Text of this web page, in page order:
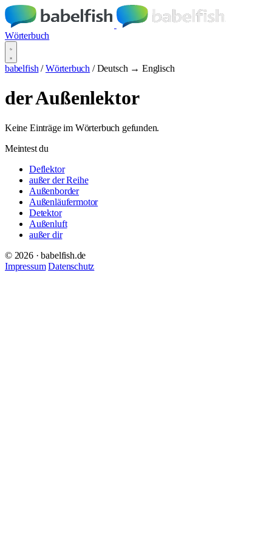
Wörterbuch
babelfish / Wörterbuch / Deutsch → Englisch
der Außenlektor
Keine Einträge im Wörterbuch gefunden.
Meintest du
Deflektor
außer der Reihe
Außenborder
Außenläufermotor
Detektor
Außenluft
außer dir
© 2026 · babelfish.de
Impressum Datenschutz